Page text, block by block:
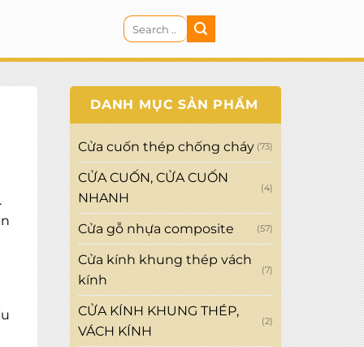
Search
for:
DANH MỤC SẢN PHẨM
Cửa cuốn thép chống cháy (73)
CỬA CUỐN, CỬA CUỐN
NHANH
(4)
Cửa gỗ nhựa composite (57)
Cửa kính khung thép vách
kính
(7)
CỬA KÍNH KHUNG THÉP,
VÁCH KÍNH
(2)